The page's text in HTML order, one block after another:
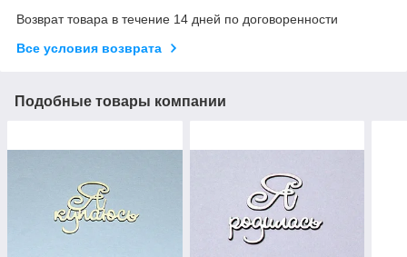
Возврат товара в течение 14 дней по договоренности
Все условия возврата
Подобные товары компании